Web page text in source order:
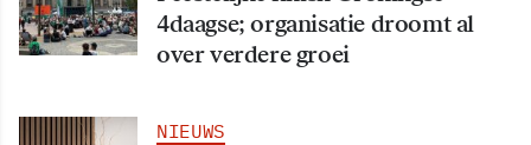
4daagse; organisatie droomt al
over verdere groei
NIEUWS